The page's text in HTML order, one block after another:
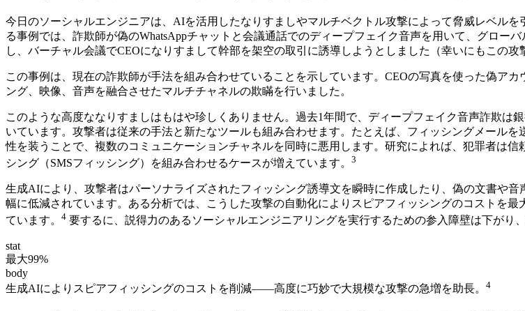
今日のソーシャルエンジニアは、AIを活用したなりすましやマルチベクトル攻撃によって脅威レベル
る事例では、詐欺師が偽のWhatsAppチャットと会議通話でのディープフェイク音声を用いて、グロー
し、バーチャル会議でCEOになりすまして幹部を架空の取引に誘導しようとしました（幸いにもこの攻
この事例は、現在の詐欺師が手法を組み合わせていることを示しています。CEOの写真を使った偽ア
ング、映像、音声を融合させたマルチチャネルの欺瞞を行いました。
このような高度ななりすましはもはや珍しくありません。過去1年間で、ディープフェイク音声詐欺
いています。攻撃者は従来の手法と新たなツールも組み合わせます。たとえば、フィッシングメール
性を装うことで、複数のコミュニケーションチャネルを同時に悪用します。研究によれば、犯罪者は
シング（SMSフィッシング）を組み合わせるケースが増えています。 3
生成AIにより、攻撃者はパーソナライズされたフィッシング誘導文を瞬時に作成したり、偽の文書や
幅に低減されています。ある分析では、こうした攻撃の自動化によりスピアフィッシングのコストを
ています。 4 要するに、説得力のあるソーシャルエンジニアリングを実行するための参入障壁は下がり
stat
最大99%
body
生成AIによりスピアフィッシングのコストを削減――高度に巧妙で大規模な攻撃の急増を助長。 4